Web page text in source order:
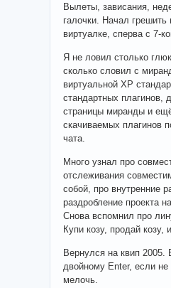
Вылеты, зависания,
галочки. Начал
виртуалке, сперва с 7-
Я не ловил столько
сколько словил с
виртуальной ХР
стандартных плагинов,
страницы миранды и
скачиваемых плагинов
чата.
Много узнал про
отслеживания
собой, про внутренние
раздробление проекта
Снова вспомнил про
Купи козу, продай козу,
Вернулся на квип
двойному Enter, если не
мелочь.